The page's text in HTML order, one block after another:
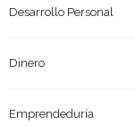
Desarrollo Personal
Dinero
Emprendeduría